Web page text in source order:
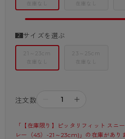
在庫なし 在庫なし
サイズを選ぶ
21～23cm
在庫なし
23～25cm
在庫なし
注文数 ＋
「【在庫限り】ピッタリフィット スニ
レー（45）-21～23cm)」の在庫があり